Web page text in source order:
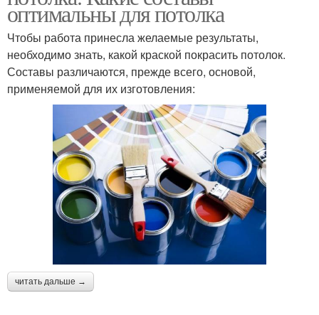
оптимальны для потолка
Чтобы работа принесла желаемые результаты,
необходимо знать, какой краской покрасить потолок.
Составы различаются, прежде всего, основой,
применяемой для их изготовления:
читать дальше →